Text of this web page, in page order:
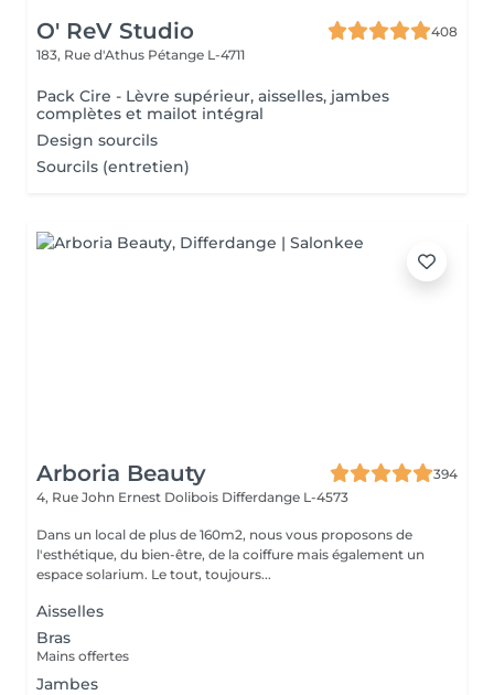
O' ReV Studio
408
183, Rue d'Athus Pétange L-4711
Pack Cire - Lèvre supérieur, aisselles, jambes
complètes et mailot intégral
Design sourcils
Sourcils (entretien)
Arboria Beauty
394
4, Rue John Ernest Dolibois Differdange L-4573
Dans un local de plus de 160m2, nous vous proposons de
l'esthétique, du bien-être, de la coiffure mais également un
espace solarium. Le tout, toujours...
Aisselles
Bras
Mains offertes
Jambes